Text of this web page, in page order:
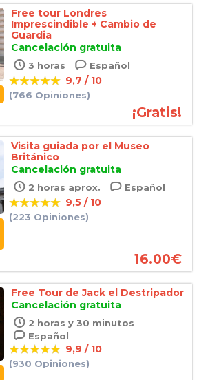
Free tour Londres
Imprescindible + Cambio de
Guardia
Cancelación gratuita
3 horas Español
9,7 / 10
(766 Opiniones)
¡Gratis!
Visita guiada por el Museo
Británico
Cancelación gratuita
2 horas aprox. Español
9,5 / 10
(223 Opiniones)
16.00€
Free Tour de Jack el Destripador
Cancelación gratuita
2 horas y 30 minutos
Español
9,9 / 10
(930 Opiniones)